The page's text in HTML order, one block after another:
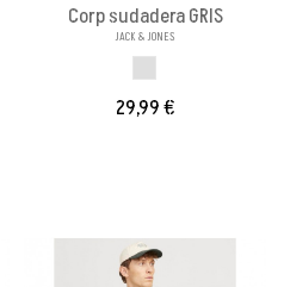
Corp sudadera GRIS
JACK & JONES
29,99 €